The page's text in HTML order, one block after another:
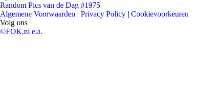
Random Pics van de Dag #1975
Algemene Voorwaarden | Privacy Policy | Cookievoorkeuren
Volg ons
©FOK.nl e.a.